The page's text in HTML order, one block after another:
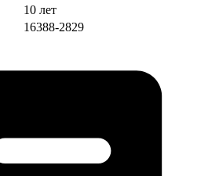
10 лет
16388-2829